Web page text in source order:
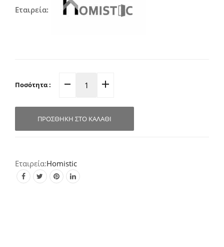
Εταιρεία:
Ποσότητα :
Λαβή
Αντικέ-
ΠΡΟΣΘΉΚΗ ΣΤΟ ΚΑΛΆΘΙ
Homistic